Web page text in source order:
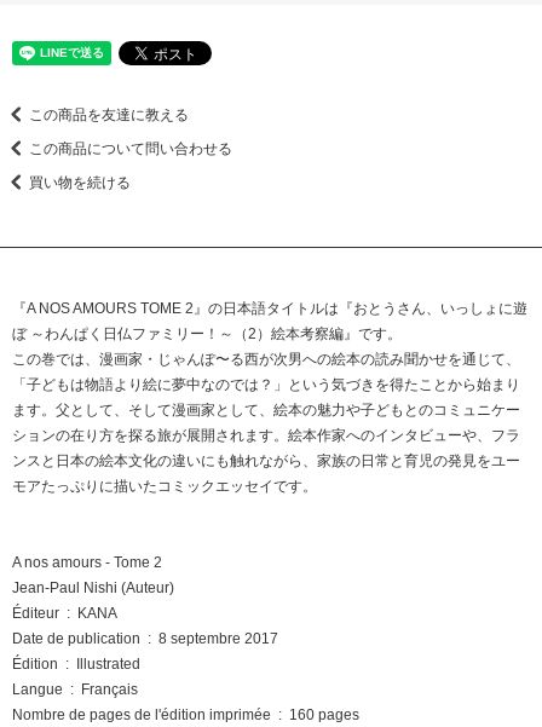
この商品を友達に教える
この商品について問い合わせる
買い物を続ける
『A NOS AMOURS TOME 2』の日本語タイトルは『おとうさん、いっしょに遊
ぼ ～わんぱく日仏ファミリー！～（2）絵本考察編』です。
この巻では、漫画家・じゃんぽ〜る西が次男への絵本の読み聞かせを通じて、
「子どもは物語より絵に夢中なのでは？」という気づきを得たことから始まり
ます。父として、そして漫画家として、絵本の魅力や子どもとのコミュニケー
ションの在り方を探る旅が展開されます。絵本作家へのインタビューや、フラ
ンスと日本の絵本文化の違いにも触れながら、家族の日常と育児の発見をユー
モアたっぷりに描いたコミックエッセイです。
A nos amours - Tome 2
Jean-Paul Nishi (Auteur)
Éditeur ‏ : ‎ KANA
Date de publication ‏ : ‎ 8 septembre 2017
Édition ‏ : ‎ Illustrated
Langue ‏ : ‎ Français
Nombre de pages de l'édition imprimée ‏ : ‎ 160 pages